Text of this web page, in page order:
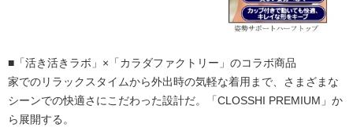
■「活き活きラボ」×「カラダファクトリー」のコラボ商品
家でのリラックスタイムから外出時の気軽な着用まで、さまざまな
シーンでの快適さにこだわった設計だ。「CLOSSHI PREMIUM」か
ら展開する。